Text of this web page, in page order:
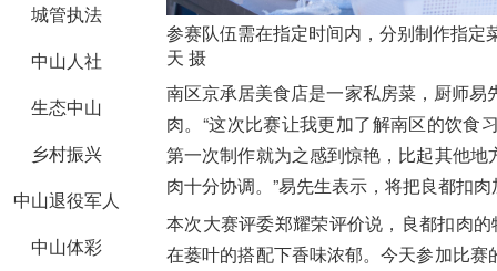
城管执法
中山人社
生态中山
乡村振兴
中山退役军人
中山体彩
参赛队伍需在指定时间内，分别制作指定
天 摄
南区京承居美食店是一家私房菜，厨师
肉。“这次比赛让我更加了解南区的饮食
第一次制作就为之感到惊艳，比起其他
肉十分协调。”易先生表示，将把良都扣
本次大赛评委郑耀荣评价说，良都扣肉的
在蒌叶的搭配下香味浓郁。今天参加比